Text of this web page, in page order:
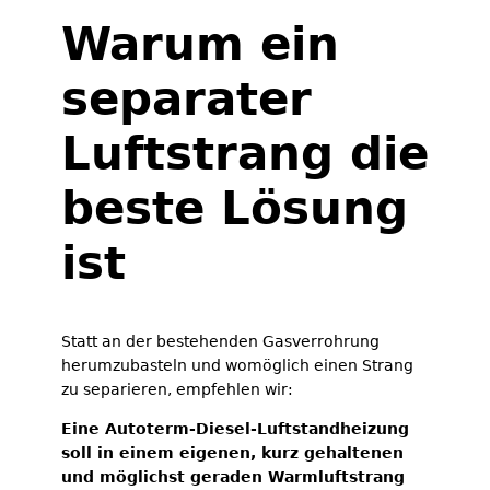
Warum ein
separater
Luftstrang die
beste Lösung
ist
Statt an der bestehenden Gasverrohrung
herumzubasteln und womöglich einen Strang
zu separieren, empfehlen wir:
Eine Autoterm-Diesel-Luftstandheizung
soll in einem eigenen, kurz gehaltenen
und möglichst geraden Warmluftstrang